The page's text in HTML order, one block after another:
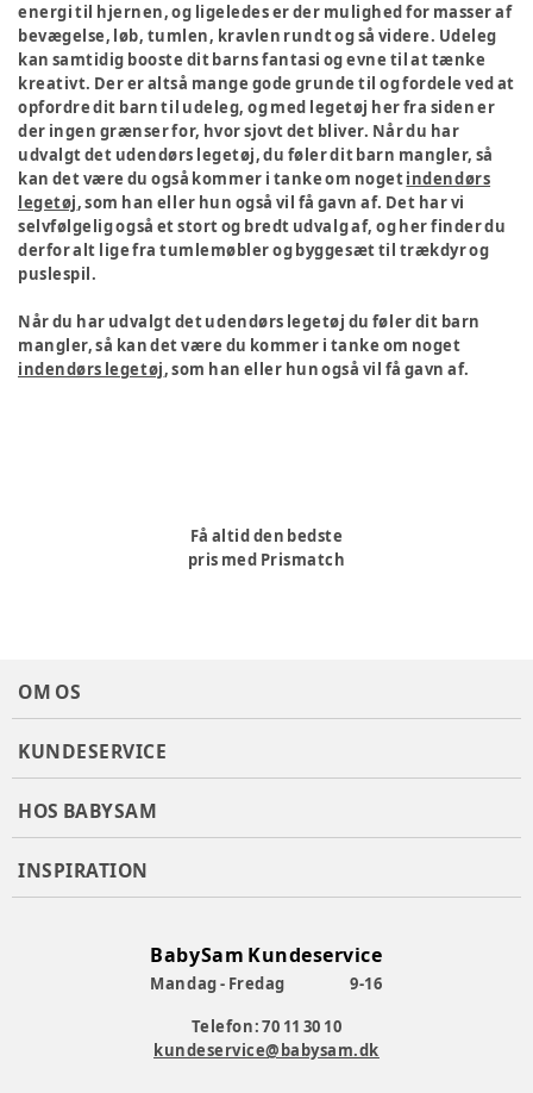
energi til hjernen, og ligeledes er der mulighed for masser af
bevægelse, løb, tumlen, kravlen rundt og så videre. Udeleg
kan samtidig booste dit barns fantasi og evne til at tænke
kreativt. Der er altså mange gode grunde til og fordele ved at
opfordre dit barn til udeleg, og med legetøj her fra siden er
der ingen grænser for, hvor sjovt det bliver. Når du har
udvalgt det udendørs legetøj, du føler dit barn mangler, så
kan det være du også kommer i tanke om nogetindendørs
legetøj, som han eller hun også vil få gavn af. Det har vi
selvfølgelig også et stort og bredt udvalg af, og her finder du
derfor alt lige fra tumlemøbler og byggesæt til trækdyr og
puslespil.
Når du har udvalgt det udendørs legetøj du føler dit barn
mangler, så kan det være du kommer i tanke om noget
indendørs legetøj, som han eller hun også vil få gavn af.
Få altid den bedste
pris med Prismatch
OM OS
KUNDESERVICE
HOS BABYSAM
INSPIRATION
BabySam Kundeservice
Mandag - Fredag
9-16
Telefon: 70 11 30 10
kundeservice@babysam.dk